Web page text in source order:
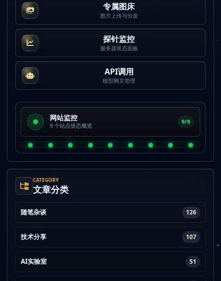
专属图床
图片上传与分发
探针监控
服务器状态面板
API调用
模型网关管理
网站监控
9 个站点状态概览
9/9
CATEGORY
文章分类
随笔杂谈 126
技术分享 107
AI实验室 51